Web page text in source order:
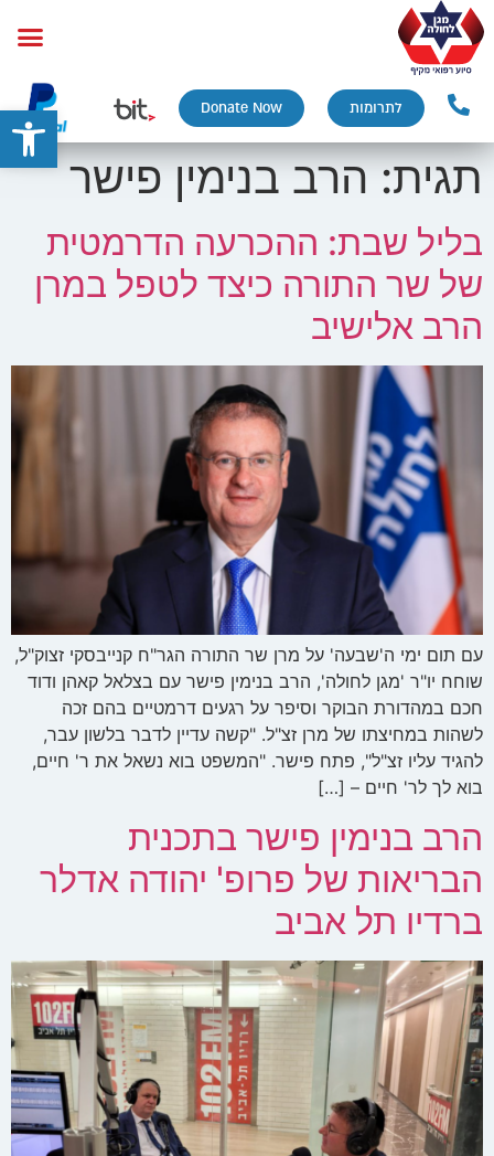
לתרומות Donate Now
תגית:הרב בנימין פישר
בליל שבת: ההכרעה הדרמטית
של שר התורה כיצד לטפל במרן
הרב אלישיב
עם תום ימי ה'שבעה' על מרן שר התורה הגר"ח קנייבסקי זצוק"ל,
שוחח יו"ר 'מגן לחולה', הרב בנימין פישר עם בצלאל קאהן ודוד
חכם במהדורת הבוקר וסיפר על רגעים דרמטיים בהם זכה
לשהות במחיצתו של מרן זצ"ל. "קשה עדיין לדבר בלשון עבר,
להגיד עליו זצ"ל", פתח פישר. "המשפט בוא נשאל את ר' חיים,
בוא לך לר' חיים – […]
הרב בנימין פישר בתכנית
הבריאות של פרופ' יהודה אדלר
ברדיו תל אביב